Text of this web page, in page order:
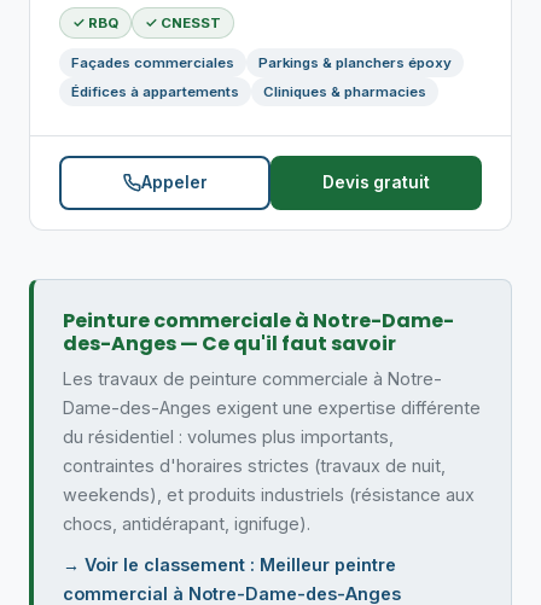
✓ RBQ ✓ CNESST
Façades commerciales
Parkings & planchers époxy
Édifices à appartements
Cliniques & pharmacies
Appeler Devis gratuit
Peinture commerciale à Notre-Dame-
des-Anges — Ce qu'il faut savoir
Les travaux de peinture commerciale à Notre-
Dame-des-Anges exigent une expertise différente
du résidentiel : volumes plus importants,
contraintes d'horaires strictes (travaux de nuit,
weekends), et produits industriels (résistance aux
chocs, antidérapant, ignifuge).
→ Voir le classement : Meilleur peintre
commercial à Notre-Dame-des-Anges